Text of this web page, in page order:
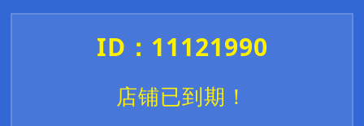
ID：11121990
店铺已到期！